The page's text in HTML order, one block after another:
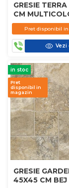
GRESIE
CM
Pret disponibil
Vezi
in stoc
Pret
disponibil in
magazin
GRESIE
45X45 CM BEJ